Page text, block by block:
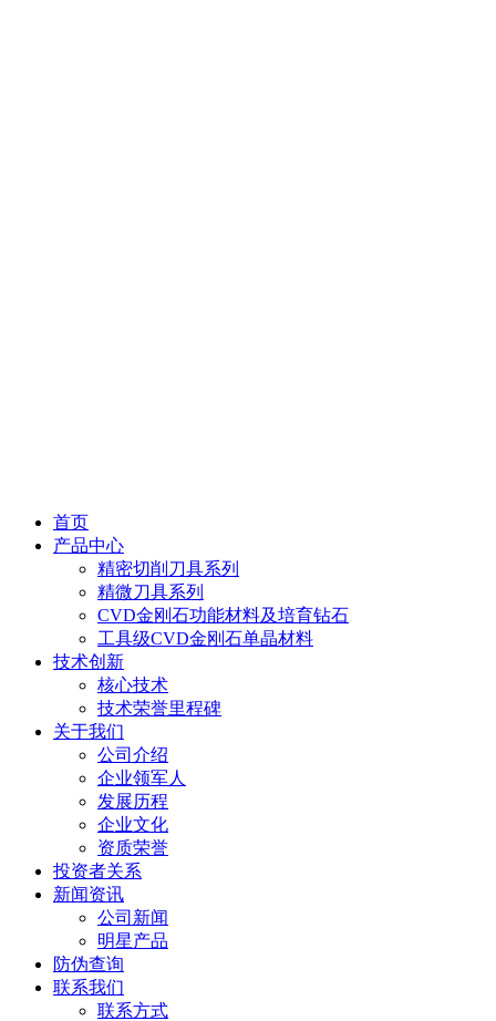
首页
产品中心
精密切削刀具系列
精微刀具系列
CVD金刚石功能材料及培育钻石
工具级CVD金刚石单晶材料
技术创新
核心技术
技术荣誉里程碑
关于我们
公司介绍
企业领军人
发展历程
企业文化
资质荣誉
投资者关系
新闻资讯
公司新闻
明星产品
防伪查询
联系我们
联系方式